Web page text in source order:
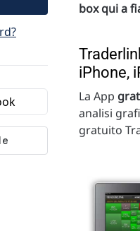
box qui a
iPhone,
La App
analisi
gratuito